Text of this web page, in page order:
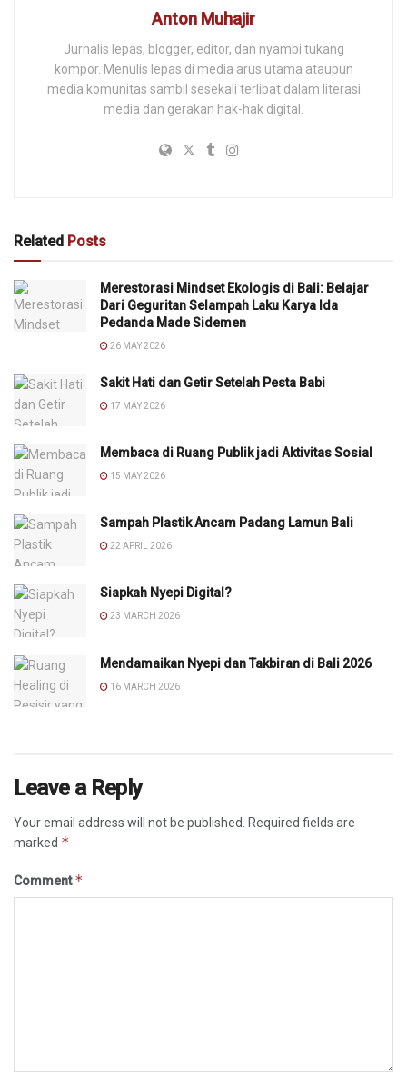
Anton Muhajir
Jurnalis lepas, blogger, editor, dan nyambi tukang
kompor. Menulis lepas di media arus utama ataupun
media komunitas sambil sesekali terlibat dalam literasi
media dan gerakan hak-hak digital.
Related Posts
Merestorasi Mindset Ekologis di Bali: Belajar
Dari Geguritan Selampah Laku Karya Ida
Pedanda Made Sidemen
26 MAY 2026
Sakit Hati dan Getir Setelah Pesta Babi
17 MAY 2026
Membaca di Ruang Publik jadi Aktivitas Sosial
15 MAY 2026
Sampah Plastik Ancam Padang Lamun Bali
22 APRIL 2026
Siapkah Nyepi Digital?
23 MARCH 2026
Mendamaikan Nyepi dan Takbiran di Bali 2026
16 MARCH 2026
Leave a Reply
Your email address will not be published.
Required fields are
marked *
Comment*